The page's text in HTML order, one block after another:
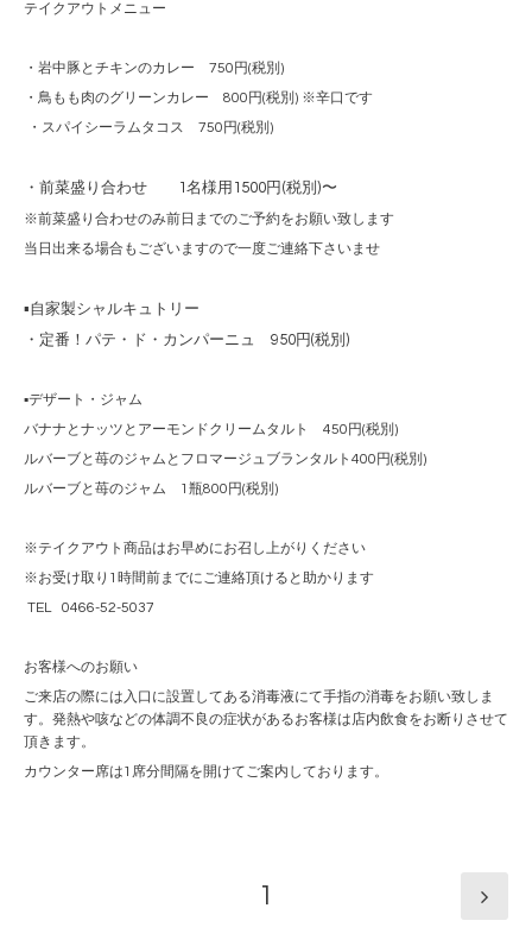
テイクアウトメニュー
・岩中豚とチキンのカレー 750円(税別)
・鳥もも肉のグリーンカレー 800円(税別) ※辛口です
・スパイシーラムタコス 750円(税別)
・前菜盛り合わせ 1名様用1500円(税別)〜
※前菜盛り合わせのみ前日までのご予約をお願い致します
当日出来る場合もございますので一度ご連絡下さいませ
▪️自家製シャルキュトリー
・定番！パテ・ド・カンパーニュ 950円(税別)
▪️デザート・ジャム
バナナとナッツとアーモンドクリームタルト 450円(税別)
ルバーブと苺のジャムとフロマージュブランタルト400円(税別)
ルバーブと苺のジャム 1瓶800円(税別)
※テイクアウト商品はお早めにお召し上がりください
※お受け取り1時間前までにご連絡頂けると助かります
TEL 0466-52-5037
お客様へのお願い
ご来店の際には入口に設置してある消毒液にて手指の消毒をお願い致しま
す。発熱や咳などの体調不良の症状があるお客様は店内飲食をお断りさせて
頂きます。
カウンター席は1席分間隔を開けてご案内しております。
1